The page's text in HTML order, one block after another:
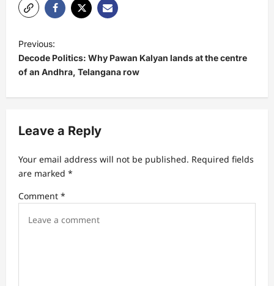
o
s
a
i
a
Previous:
Decode Politics: Why Pawan Kalyan lands at the centre
of an Andhra, Telangana row
Leave a Reply
Your email address will not be published. Required fields
are marked *
Comment *